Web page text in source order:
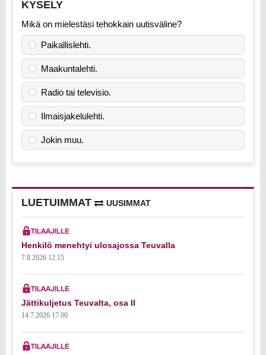
KYSELY
Mikä on mielestäsi tehokkain uutisväline?
Paikallislehti.
Maakuntalehti.
Radio tai televisio.
Ilmaisjakelulehti.
Jokin muu.
LUETUIMMAT UUSIMMAT
Henkilö menehtyi ulosajossa Teuvalla
7.8.2026 12.15
Jättikuljetus Teuvalta, osa II
14.7.2026 17.00